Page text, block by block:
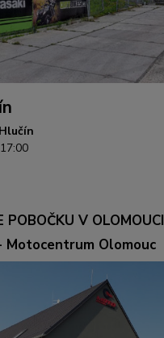
POBOČKU V OLOMOUCI
Motocentrum Olomouc